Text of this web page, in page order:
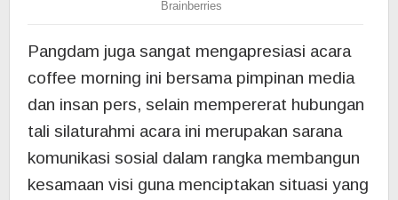
Pangdam juga sangat mengapresiasi acara
coffee morning ini bersama pimpinan media
dan insan pers, selain mempererat hubungan
tali silaturahmi acara ini merupakan sarana
komunikasi sosial dalam rangka membangun
kesamaan visi guna menciptakan situasi yang